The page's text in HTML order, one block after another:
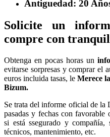
Antiguedad: 20
Solicite un
compre con
Obtenga en pocas horas un
evitarse sorpresas y comprar el
euros incluida tasas, le Merece
Bizum.
Se trata del informe oficial de
pasadas y fechas con favorable
si está ssegurado y
técnicos, mantenimiento, etc.